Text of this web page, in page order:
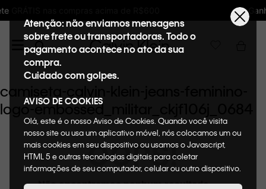
de R$600 Ganhe 10% de GIFTBACK em
Atenção: não enviamos mensagens
sobre frete ou transportadoras. Todo o
pagamento acontece no ato da sua
compra.
Cuidado com golpes.
AVISO DE COOKIES
Olá, este é o nosso Aviso de Cookies. Quando você visita
nosso site ou usa um aplicativo móvel, nós colocamos um ou
mais cookies em seu dispositivo ou usamos o Javascript,
HTML 5 e outras tecnologias digitais para coletar
informações de seu computador, celular ou outro dispositivo.
camiseta-calvin-klein-jeans-feminino-
logo-embossed_militar_ckjf106j_0684
OOPS!
Não encontramos nenhum resultado